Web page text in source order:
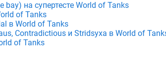
на супертесте World of Tanks
of Tanks
в World of Tanks
Contradictious и Stridsyxa в World of
of Tanks